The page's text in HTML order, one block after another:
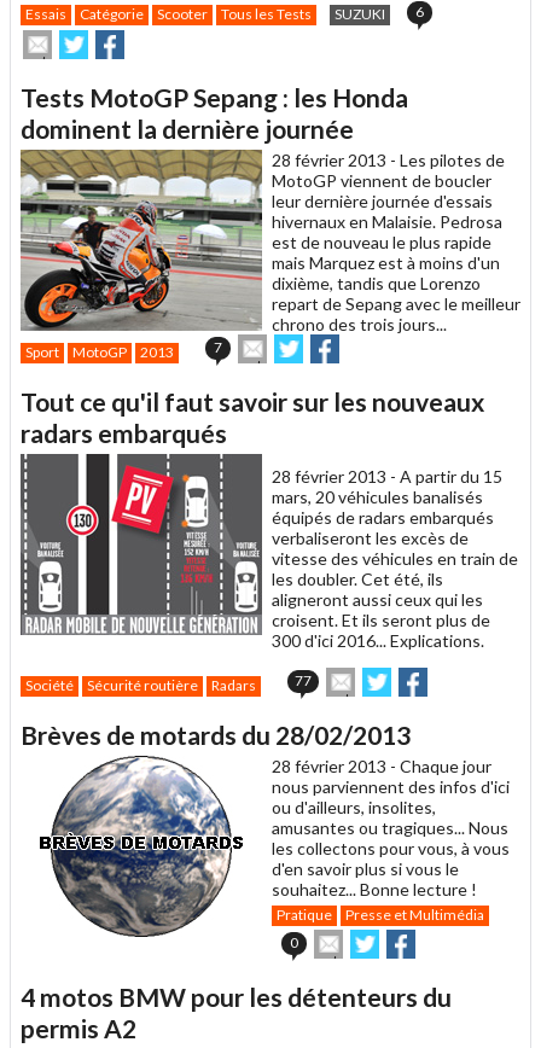
Essais Catégorie Scooter Tous les Tests SUZUKI 6
Envoyer
cet
un
ami
Partager
sur
sur
Tests MotoGP Sepang : les Honda
dominent la dernière journée
28 février 2013 - Les pilotes de
MotoGP viennent de boucler
leur dernière journée d'essais
hivernaux en Malaisie. Pedrosa
est de nouveau le plus rapide
mais Marquez est à moins d'un
dixième, tandis que Lorenzo
repart de Sepang avec le meilleur
chrono des trois jours...
Sport MotoGP 2013 7
Envoyer
cet
à
Partager
sur sur
Tout ce qu'il faut savoir sur les nouveaux
radars embarqués
28 février 2013 - A partir du 15
mars, 20 véhicules banalisés
équipés de radars embarqués
verbaliseront les excès de
vitesse des véhicules en train de
les doubler. Cet été, ils
aligneront aussi ceux qui les
croisent. Et ils seront plus de
300 d'ici 2016... Explications.
Société Sécurité routière Radars 77
Envoyer
cet
à
un
ami
Partager
sur sur
Brèves de motards du 28/02/2013
28 février 2013 - Chaque jour
nous parviennent des infos d'ici
ou d'ailleurs, insolites,
amusantes ou tragiques... Nous
les collectons pour vous, à vous
d'en savoir plus si vous le
souhaitez... Bonne lecture !
Pratique
Presse et Multimédia
0
Envoyer
cet
à
Partager
sur sur
4 motos BMW pour les détenteurs du
permis A2